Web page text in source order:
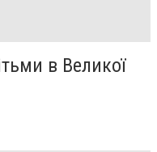
в Великої